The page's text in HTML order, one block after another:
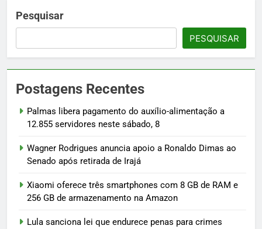
Pesquisar
PESQUISAR
Postagens Recentes
Palmas libera pagamento do auxílio-alimentação a
12.855 servidores neste sábado, 8
Wagner Rodrigues anuncia apoio a Ronaldo Dimas ao
Senado após retirada de Irajá
Xiaomi oferece três smartphones com 8 GB de RAM e
256 GB de armazenamento na Amazon
Lula sanciona lei que endurece penas para crimes